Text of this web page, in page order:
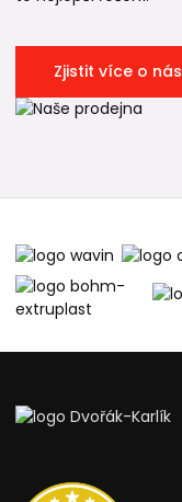
Zjistit více o nás